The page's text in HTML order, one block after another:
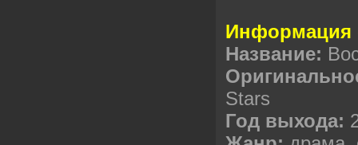
Название:
Stars
Год выхода: